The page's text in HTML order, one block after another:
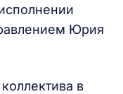
Юрия
в